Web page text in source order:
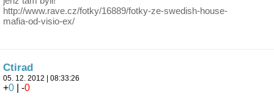
http://www.rave.cz/fotky/16889/fotky-ze-swedish-house-
mafia-od-visio-ex/
Ctirad
05. 12. 2012 | 08:33:26
+0 | -0